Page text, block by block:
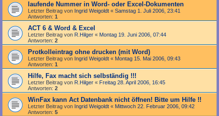
laufende Nummer in Word- oder Excel-Dokumenten
Letzter Beitrag von Ingrid Weigoldt « Samstag 1. Juli 2006, 23:41
Antworten: 1
ACT 6 & Word & Excel
Letzter Beitrag von R.Hilger « Montag 19. Juni 2006, 07:44
Antworten: 2
Protkolleintrag ohne drucken (mit Word)
Letzter Beitrag von Ingrid Weigoldt « Montag 15. Mai 2006, 09:43
Antworten: 1
Hilfe, Fax macht sich selbständig !!!
Letzter Beitrag von R.Hilger « Freitag 28. April 2006, 16:45
Antworten: 2
WinFax kann Act Datenbank nicht öffnen! Bitte um Hilfe !!
Letzter Beitrag von Ingrid Weigoldt « Mittwoch 22. Februar 2006, 09:42
Antworten: 5